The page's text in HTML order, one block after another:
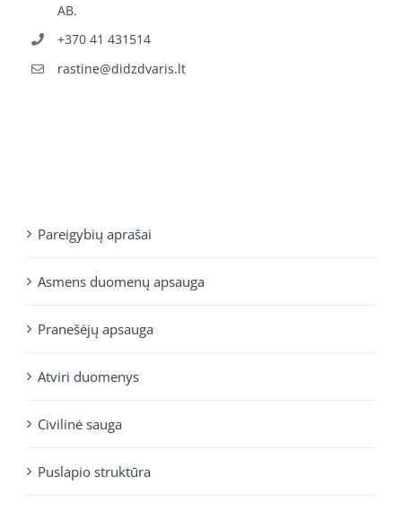
AB.
+370 41 431514
rastine@didzdvaris.lt
Pareigybių aprašai
Asmens duomenų apsauga
Pranešėjų apsauga
Atviri duomenys
Civilinė sauga
Puslapio struktūra